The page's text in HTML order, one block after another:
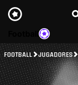
FOOTBALL JUGADORES